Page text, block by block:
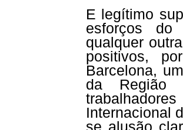
E legítimo
esforços do
qualquer
positivos,
Barcelona,
da Região
Internacional
se alusão